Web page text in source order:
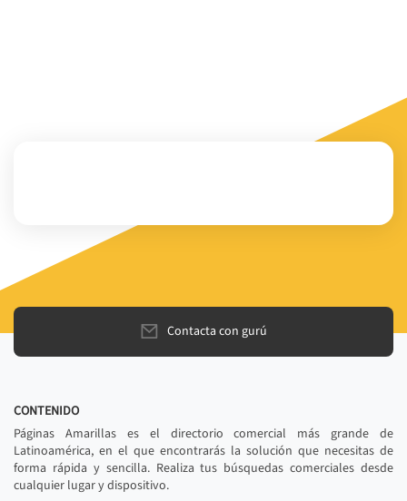
Contacta con gurú
CONTENIDO
Páginas Amarillas es el directorio comercial más grande de
Latinoamérica, en el que encontrarás la solución que necesitas de
forma rápida y sencilla. Realiza tus búsquedas comerciales desde
cualquier lugar y dispositivo.